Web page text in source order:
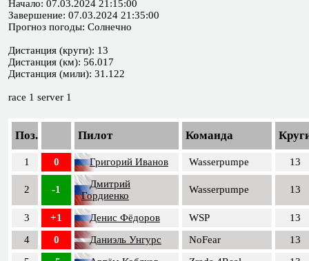
Начало: 07.03.2024 21:15:00
Завершение: 07.03.2024 21:35:00
Прогноз погоды: Солнечно
Дистанция (круги): 13
Дистанция (км): 56.017
Дистанция (мили): 31.122
race 1 server 1
Поз. Пилот Команда
1 0 Григорий Иванов Wasserpumpe 13
2 -1
Дмитрий
Гордиенко
Wasserpumpe 13
3 +1 Денис Фёдоров WSP
13
4
0 Даниэль Унгурс NoFear
13